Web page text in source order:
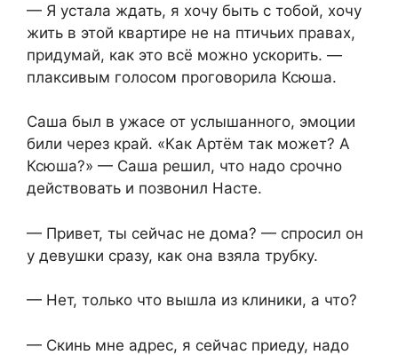
— Я устала ждать, я хочу быть с тобой, хочу
жить в этой квартире не на птичьих правах,
придумай, как это всё можно ускорить. —
плаксивым голосом проговорила Ксюша.
Саша был в ужасе от услышанного, эмоции
били через край. «Как Артём так может? А
Ксюша?» — Саша решил, что надо срочно
действовать и позвонил Насте.
— Привет, ты сейчас не дома? — спросил он
у девушки сразу, как она взяла трубку.
— Нет, только что вышла из клиники, а что?
— Скинь мне адрес, я сейчас приеду, надо